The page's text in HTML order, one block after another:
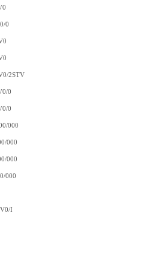
0
2STV
0
0
000
000
000
000
I